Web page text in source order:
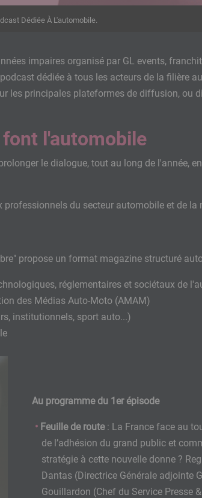
Dédiée À L'automobile.
impaires organisé par GL events,
dédiée à tous les acteurs de la filière
les principales plateformes de diffusion, ou
l'automobile
le dialogue, tout au long de l'année,
du secteur automobile et de la
propose un format magazine structuré
réglementaires et sociétaux de
des Médias Auto-Moto (AMAM)
institutionnels, sport auto...)
Au programme du 1er épisode
Feuille de route : La France face au
de l’adhésion du grand public et
stratégie à cette nouvelle donne ?
Dantas (Directrice Générale adjointe
Gouillardon (Chef du Service Presse